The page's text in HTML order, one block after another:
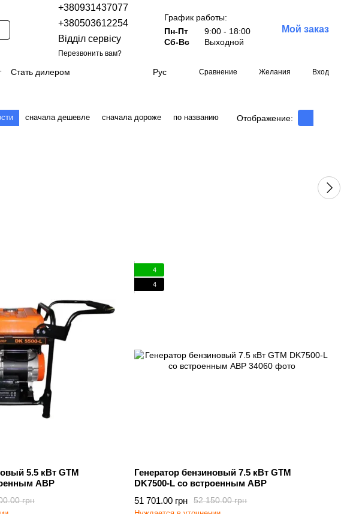
+380931437077
+380503612254
Відділ сервісу
Перезвонить вам?
График работы:
Пн-Пт
9:00 - 18:00
Сб-Вс
Выходной
Мой заказ
Стать дилером
Рус Сравнение Желания Вход
сначала дешевле сначала дороже по названию Отображение:
5.5 кВт GTM
АВР
грн
4
4
Генератор бензиновый 7.5 кВт GTM
DK7500-L cо встроенным АВР
52 150.00 грн
51 701.00 грн